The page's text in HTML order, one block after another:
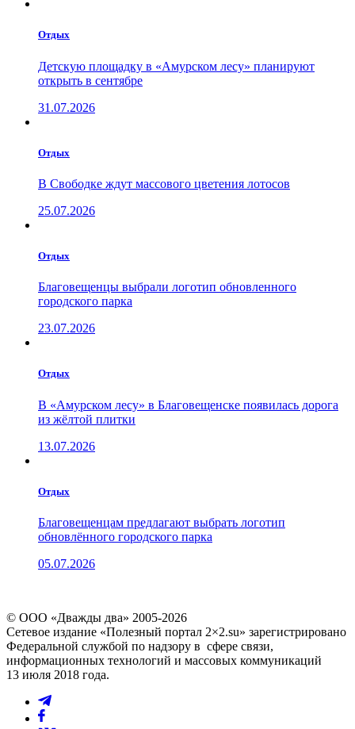
Отдых
Детскую площадку в «Амурском лесу» планируют
открыть в сентябре
31.07.2026
Отдых
В Свободке ждут массового цветения лотосов
25.07.2026
Отдых
Благовещенцы выбрали логотип обновленного
городского парка
23.07.2026
Отдых
В «Амурском лесу» в Благовещенске появилась дорога
из жёлтой плитки
13.07.2026
Отдых
Благовещенцам предлагают выбрать логотип
обновлённого городского парка
05.07.2026
© ООО «Дважды два» 2005-2026
Сетевое издание «Полезный портал 2×2.su» зарегистрировано
Федеральной службой по надзору в сфере связи,
информационных технологий и массовых коммуникаций
13 июля 2018 года.